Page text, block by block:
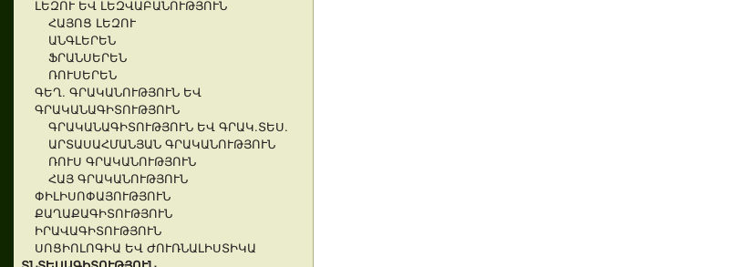
ԼԵԶՈՒ ԵՎ ԼԵԶՎԱԲԱՆՈՒԹՅՈՒՆ
ՀԱՅՈՑ ԼԵԶՈՒ
ԱՆԳԼԵՐԵՆ
ՖՐԱՆՍԵՐԵՆ
ՌՈՒՍԵՐԵՆ
ԳԵՂ. ԳՐԱԿԱՆՈՒԹՅՈՒՆ ԵՎ
ԳՐԱԿԱՆԱԳԻՏՈՒԹՅՈՒՆ
ԳՐԱԿԱՆԱԳԻՏՈՒԹՅՈՒՆ ԵՎ ԳՐԱԿ.ՏԵՍ.
ԱՐՏԱՍԱՀՄԱՆՅԱՆ ԳՐԱԿԱՆՈՒԹՅՈՒՆ
ՌՈՒՍ ԳՐԱԿԱՆՈՒԹՅՈՒՆ
ՀԱՅ ԳՐԱԿԱՆՈՒԹՅՈՒՆ
ՓԻԼԻՍՈՓԱՅՈՒԹՅՈՒՆ
ՔԱՂԱՔԱԳԻՏՈՒԹՅՈՒՆ
ԻՐԱՎԱԳԻՏՈՒԹՅՈՒՆ
ՍՈՑԻՈԼՈԳԻԱ ԵՎ ԺՈՒՌՆԱԼԻՍՏԻԿԱ